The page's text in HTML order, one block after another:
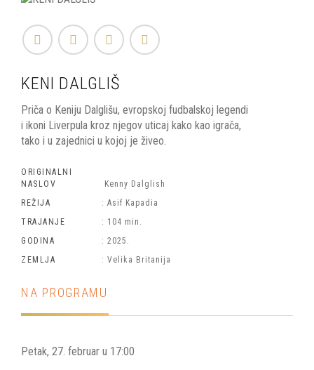
KENI DALGLIŠ
Priča o Keniju Dalglišu, evropskoj fudbalskoj legendi
i ikoni Liverpula kroz njegov uticaj kako kao igrača,
tako i u zajednici u kojoj je živeo.
ORIGINALNI
NASLOV
Kenny Dalglish
REŽIJA
: Asif Kapadia
TRAJANJE
: 104 min.
GODINA
: 2025.
ZEMLJA
: Velika Britanija
NA PROGRAMU
Petak, 27. februar u 17:00